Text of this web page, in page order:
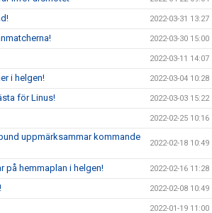
2022-03-31 13:27
2022-03-30 15:00
2022-03-11 14:07
i helgen! 2022-03-04 10:28
för Linus! 2022-03-03 15:22
2022-02-25 10:16
uppmärksammar kommande
2022-02-18 10:49
på hemmaplan i helgen! 2022-02-16 11:28
2022-02-08 10:49
2022-01-19 11:00